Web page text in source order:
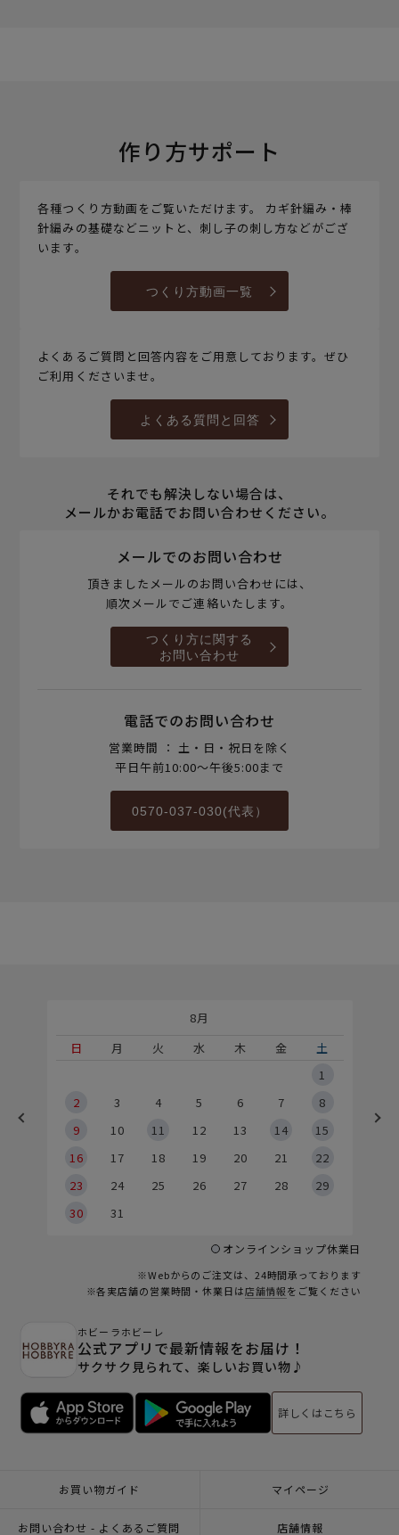
作り方サポート
各種つくり方動画をご覧いただけます。 カギ針編み・棒
針編みの基礎などニットと、刺し子の刺し方などがござ
います。
つくり方動画一覧
よくあるご質問と回答内容をご用意しております。ぜひ
ご利用くださいませ。
よくある質問と回答
それでも解決しない場合は、
メールかお電話でお問い合わせください。
メールでのお問い合わせ
頂きましたメールのお問い合わせには、
順次メールでご連絡いたします。
つくり方に関する
お問い合わせ
電話でのお問い合わせ
営業時間 ： 土・日・祝日を除く
平日午前10:00～午後5:00まで
0570-037-030(代表）
8月
日
月 火 水 木 金
土
1
2
3 4 5 6 7
8
9
10 11 12 13 14
15
16
17 18 19 20 21
22
23
24 25 26 27 28
29
30
31
オンラインショップ休業日
※Webからのご注文は、24時間承っております
※各実店舗の営業時間・休業日は店舗情報をご覧ください
ホビーラホビーレ
公式アプリで最新情報をお届け！
サクサク見られて、楽しいお買い物♪
詳しくはこちら
お買い物ガイド マイページ
お問い合わせ - よくあるご質問 店舗情報